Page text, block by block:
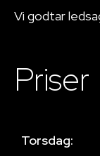
Vi godtar
Priser
Torsdag: